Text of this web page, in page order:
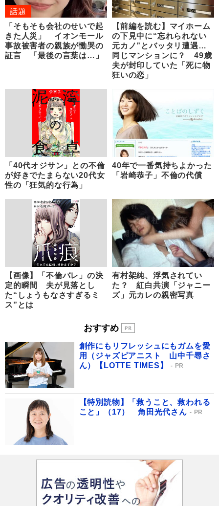
話題
「そもそも会社のせいで起
きた人災」 イオンモール
事故被害者の親族が慟哭の
証言 「最後の言葉は…」
【前編を読む】マイホーム
の下見中に“忘れられない
元カノ”とバッタリ遭遇…
同じマンションに？ 49歳
夫が封印していた「死に物
狂いの恋」
「40代オジサン」との不倫
が好きでたまらない20代女
性の「狂気的な行為」
40年で一番気持ちよかった
「岩崎恭子」不倫の代償
【画像】「不倫バレ」の決
定的瞬間 夫が見落とし
た“しょうもなさすぎるミ
ス”とは
有村架純、浮気されてい
た？ 紅白共演「ジャニー
ズ」元カレの親密写真
おすすめ
創作にもリフレッシュにもガムを愛
用（ジャズピアニスト 山中千尋さ
ん）【LOTTE TIMES】
PR
【特別読物】「救うこと、救われる
こと」（17） 角田光代さん
PR